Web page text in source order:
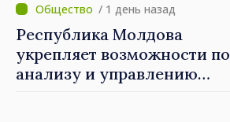
социальной и финансовой
интеграции
/ 1 день назад
Республика Молдова
укрепляет возможности по
анализу и управлению